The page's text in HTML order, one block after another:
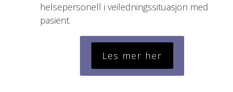
helsepersonell i veiledningssituasjon med
pasient.
Les mer her